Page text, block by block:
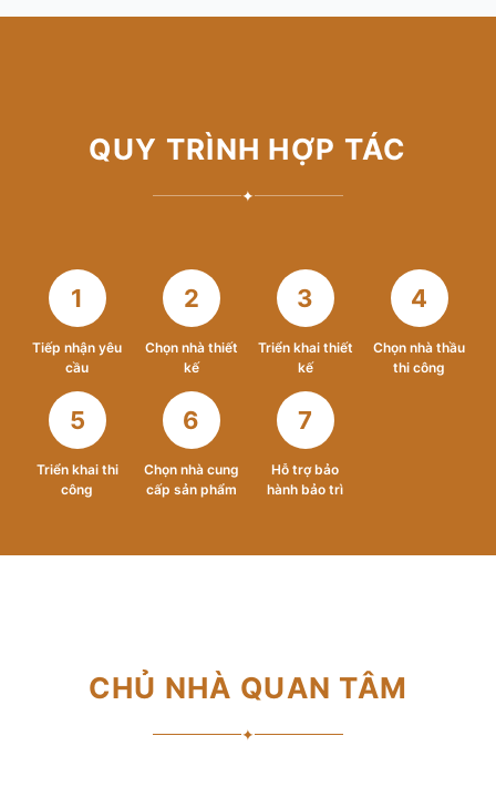
QUY TRÌNH HỢP TÁC
✦
1
Tiếp nhận yêu
cầu
2
Chọn nhà thiết
kế
3
Triển khai thiết
kế
4
Chọn nhà thầu
thi công
5
Triển khai thi
công
6
Chọn nhà cung
cấp sản phẩm
7
Hỗ trợ bảo
hành bảo trì
CHỦ NHÀ QUAN TÂM
✦